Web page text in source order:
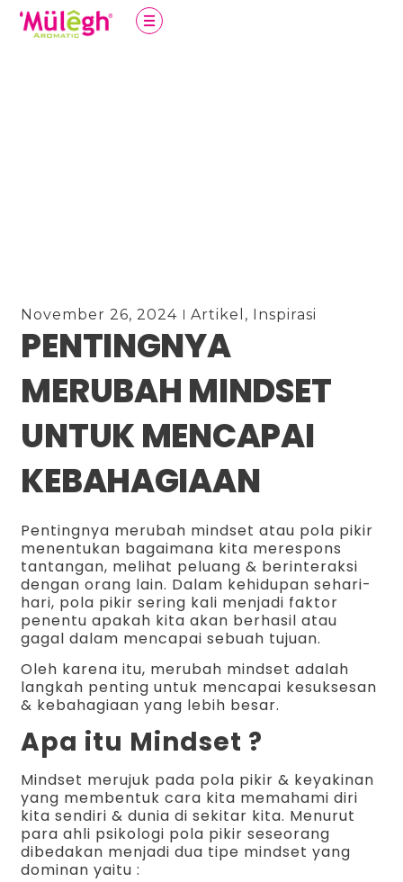
November 26, 2024 Artikel , Inspirasi
PENTINGNYA
MERUBAH MINDSET
UNTUK MENCAPAI
KEBAHAGIAAN
Pentingnya merubah mindset atau pola pikir
menentukan bagaimana kita merespons
tantangan, melihat peluang & berinteraksi
dengan orang lain. Dalam kehidupan sehari-
hari, pola pikir sering kali menjadi faktor
penentu apakah kita akan berhasil atau
gagal dalam mencapai sebuah tujuan.
Oleh karena itu, merubah mindset adalah
langkah penting untuk mencapai kesuksesan
& kebahagiaan yang lebih besar.
Apa itu Mindset ?
Mindset merujuk pada pola pikir & keyakinan
yang membentuk cara kita memahami diri
kita sendiri & dunia di sekitar kita. Menurut
para ahli psikologi pola pikir seseorang
dibedakan menjadi dua tipe mindset yang
dominan yaitu :